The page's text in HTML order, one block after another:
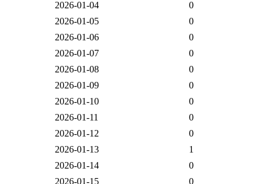
2026-01-04
0
2026-01-05
0
2026-01-06
0
2026-01-07
0
2026-01-08
0
2026-01-09
0
2026-01-10
0
2026-01-11
0
2026-01-12
0
2026-01-13
1
2026-01-14
0
2026-01-15
0